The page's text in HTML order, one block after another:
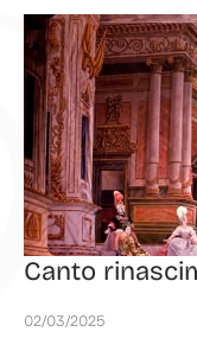
Canto
02/03/2025